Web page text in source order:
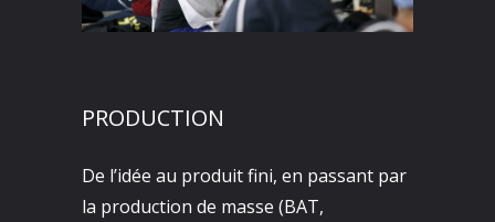
PRODUCTION
De l’idée au produit fini, en passant par
la production de masse (BAT,